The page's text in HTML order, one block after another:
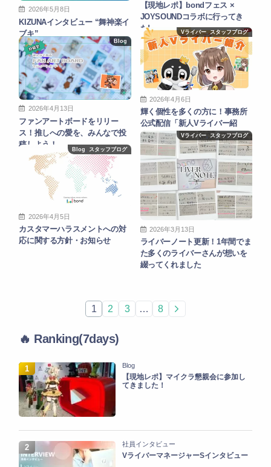
2026年5月8日
KIZUNAインタビュー “舞神楽イ
ブキ”
【現地レポ】bondフェス ×
JOYSOUNDコラボに行ってき
た!
Blog
2026年4月13日
ファンアートボードをリリー
ス！推しへの愛を、みんなで投
稿しよう！
Vライバー,スタッフブログ
2026年4月6日
輝く個性を多くの方に！事務所
公式配信「新人Vライバー紹
介」について紹介します！
Blog スタッフブログ
2026年4月5日
カスタマーハラスメントへの対
応に関する方針・お知らせ
Vライバー, スタッフブログ
2026年3月13日
ライバーノート更新！1年間でま
た多くのライバーさんが想いを
綴ってくれました
1 2 3 … 8
🔥 Ranking(7days)